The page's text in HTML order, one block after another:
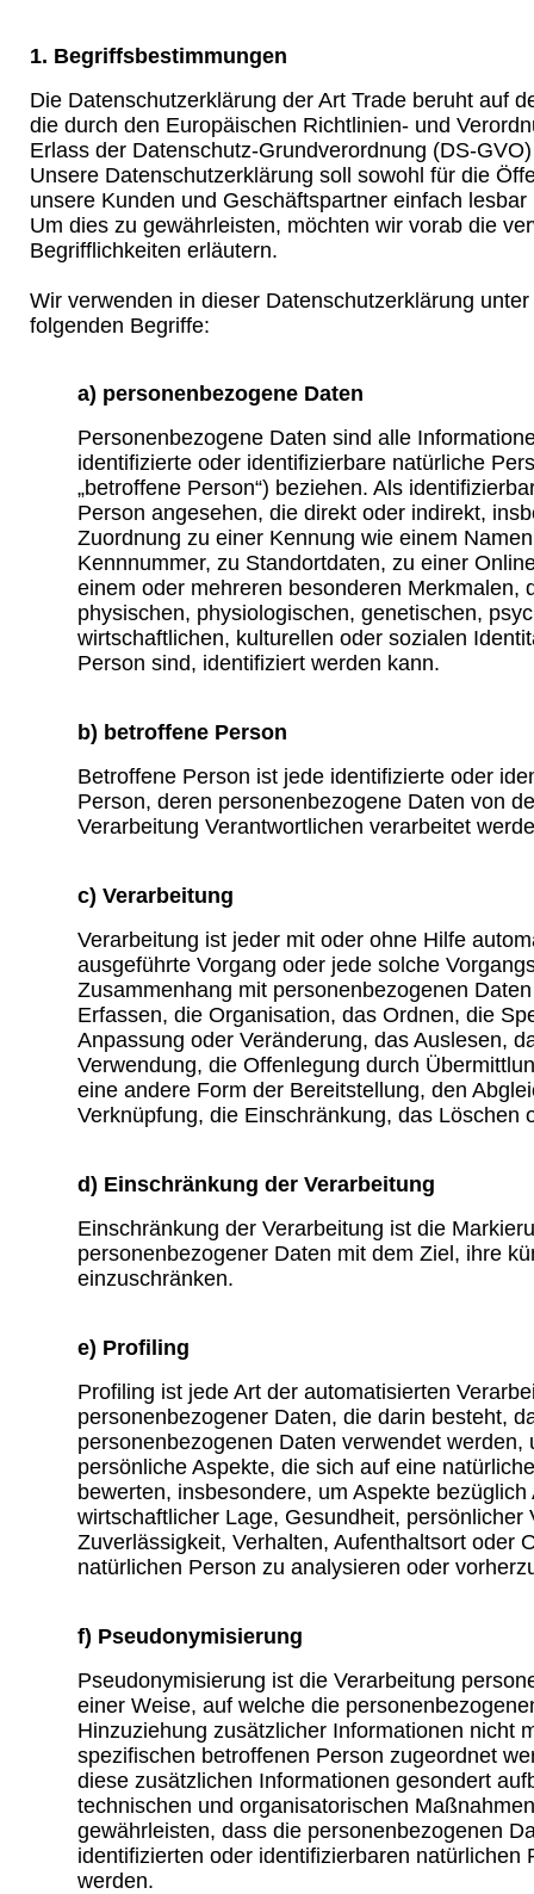
1. Begriffsbestimmungen
Die Datenschutzerklärung der Art Trade beruht auf
die durch den Europäischen Richtlinien- und
Erlass der Datenschutz-Grundverordnung (DS-
Unsere Datenschutzerklärung soll sowohl für die
unsere Kunden und Geschäftspartner einfach
Um dies zu gewährleisten, möchten wir vorab die
Begrifflichkeiten erläutern.
Wir verwenden in dieser Datenschutzerklärung
folgenden Begriffe:
a) personenbezogene Daten
Personenbezogene Daten sind alle
identifizierte oder identifizierbare natürliche
„betroffene Person“) beziehen. Als
Person angesehen, die direkt oder indirekt,
Zuordnung zu einer Kennung wie einem
Kennnummer, zu Standortdaten, zu einer
einem oder mehreren besonderen Merkmalen,
physischen, physiologischen, genetischen,
wirtschaftlichen, kulturellen oder sozialen
Person sind, identifiziert werden kann.
b) betroffene Person
Betroffene Person ist jede identifizierte oder
Person, deren personenbezogene Daten von
Verarbeitung Verantwortlichen verarbeitet
c) Verarbeitung
Verarbeitung ist jeder mit oder ohne Hilfe
ausgeführte Vorgang oder jede solche
Zusammenhang mit personenbezogenen
Erfassen, die Organisation, das Ordnen, die
Anpassung oder Veränderung, das Auslesen,
Verwendung, die Offenlegung durch
eine andere Form der Bereitstellung, den
Verknüpfung, die Einschränkung, das Löschen
d) Einschränkung der Verarbeitung
Einschränkung der Verarbeitung ist die
personenbezogener Daten mit dem Ziel, ihre
einzuschränken.
e) Profiling
Profiling ist jede Art der automatisierten
personenbezogener Daten, die darin besteht,
personenbezogenen Daten verwendet werden,
persönliche Aspekte, die sich auf eine
bewerten, insbesondere, um Aspekte
wirtschaftlicher Lage, Gesundheit, persönlicher
Zuverlässigkeit, Verhalten, Aufenthaltsort oder
natürlichen Person zu analysieren oder
f) Pseudonymisierung
Pseudonymisierung ist die Verarbeitung
einer Weise, auf welche die
Hinzuziehung zusätzlicher Informationen nicht
spezifischen betroffenen Person zugeordnet
diese zusätzlichen Informationen gesondert
technischen und organisatorischen
gewährleisten, dass die personenbezogenen
identifizierten oder identifizierbaren natürlichen
werden.